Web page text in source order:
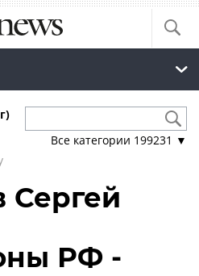
Все категории 199231 ▼
Сергей
РФ -